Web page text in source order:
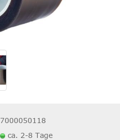
7000050118
ca. 2-8 Tage